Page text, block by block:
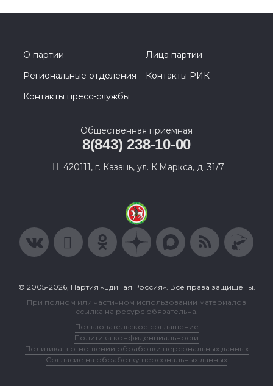
О партии
Лица партии
Региональные отделения
Контакты РИК
Контакты пресс-службы
Общественная приемная
8(843) 238-10-00
420111, г. Казань, ул. К.Маркса, д. 31/7
© 2005-2026, Партия «Единая Россия». Все права защищены.
При полном или частичном использовании материалов
ссылка на ресурс обязательна.
Пользовательское соглашение
Политика конфиденциальности
Политика в отношении обработки персональных данных
Согласие на обработку персональных данных